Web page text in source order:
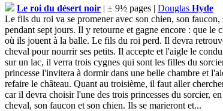
Le roi du désert noir | ± 9½ pages | Douglas Hyde
Le fils du roi va se promener avec son chien, son
pendant sept jours. Il y retourne et gagne encore : que
où ils jouent à la balle. Le fils du roi perd. Il devra
cheval pour nourrir ses petits. Il accepte et l'aigle le
sur un lac, il verra trois cygnes qui sont les filles du
princesse l'invitera à dormir dans une belle chambre et
refaire le château. Quant au troisième, il faut aller
car il devra choisir l'une des trois princesses du sorcier,
cheval, son faucon et son chien. Ils se marieront et...